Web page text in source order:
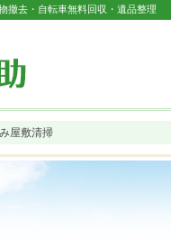
撤去・自転車無料回収・遺品整理
屋敷清掃